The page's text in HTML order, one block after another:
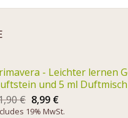
- Leichter lernen
und 5 ml
€ 8,99 €
19% MwSt.